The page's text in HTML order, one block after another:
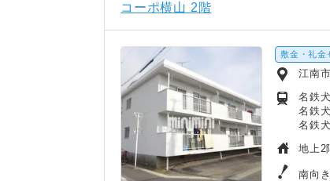
コーポ横山 2階
敷金・礼金
江南
名鉄
名鉄
名鉄
地上2
南向